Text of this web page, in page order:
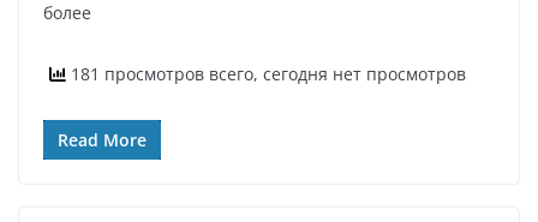
более
181 просмотров всего, сегодня нет просмотров
Read More